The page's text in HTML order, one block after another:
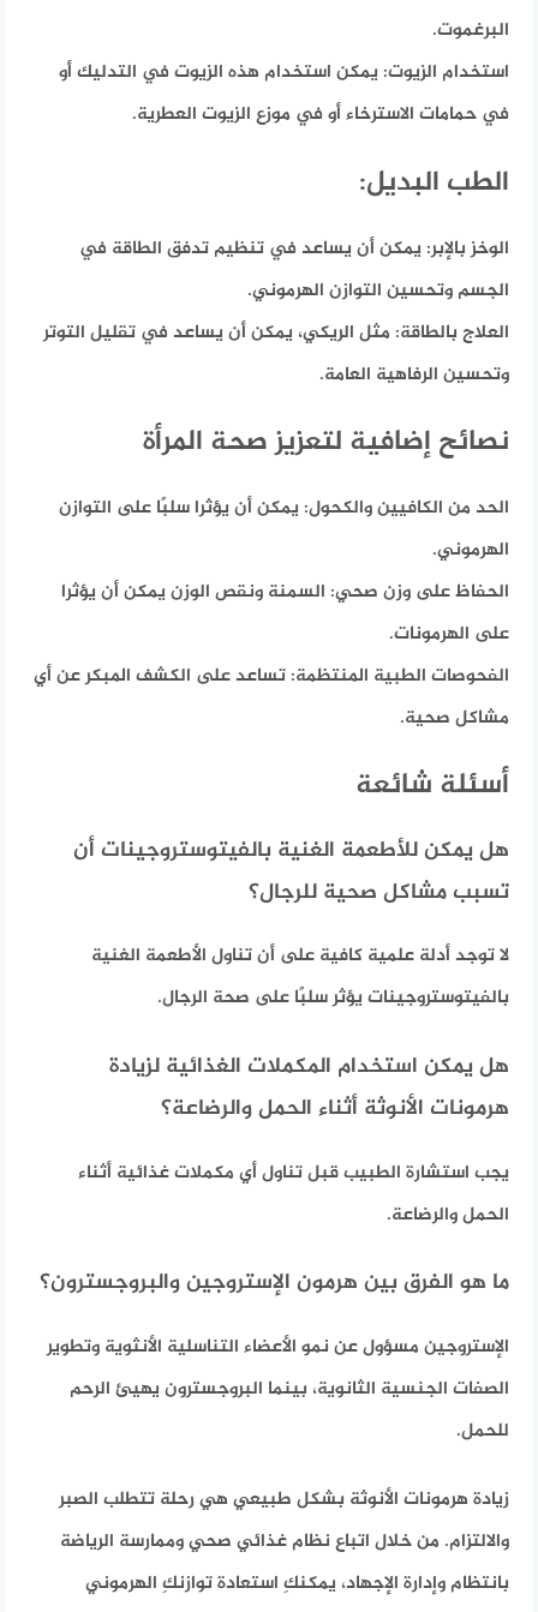
البرغموت.
استخدام الزيوت: يمكن استخدام هذه الزيوت في التدليك أو
في حمامات الاسترخاء أو في موزع الزيوت العطرية.
الطب البديل:
الوخز بالإبر: يمكن أن يساعد في تنظيم تدفق الطاقة في
الجسم وتحسين التوازن الهرموني.
العلاج بالطاقة: مثل الريكي، يمكن أن يساعد في تقليل التوتر
وتحسين الرفاهية العامة.
نصائح إضافية لتعزيز صحة المرأة
الحد من الكافيين والكحول: يمكن أن يؤثرا سلبًا على التوازن
الهرموني.
الحفاظ على وزن صحي: السمنة ونقص الوزن يمكن أن يؤثرا
على الهرمونات.
الفحوصات الطبية المنتظمة: تساعد على الكشف المبكر عن أي
مشاكل صحية.
أسئلة شائعة
هل يمكن للأطعمة الغنية بالفيتوستروجينات أن
تسبب مشاكل صحية للرجال؟
لا توجد أدلة علمية كافية على أن تناول الأطعمة الغنية
بالفيتوستروجينات يؤثر سلبًا على صحة الرجال.
هل يمكن استخدام المكملات الغذائية لزيادة
هرمونات الأنوثة أثناء الحمل والرضاعة؟
يجب استشارة الطبيب قبل تناول أي مكملات غذائية أثناء
الحمل والرضاعة.
ما هو الفرق بين هرمون الإستروجين والبروجسترون؟
الإستروجين مسؤول عن نمو الأعضاء التناسلية الأنثوية وتطوير
الصفات الجنسية الثانوية، بينما البروجسترون يهيئ الرحم
للحمل.
زيادة هرمونات الأنوثة بشكل طبيعي هي رحلة تتطلب الصبر
والالتزام. من خلال اتباع نظام غذائي صحي وممارسة الرياضة
بانتظام وإدارة الإجهاد، يمكنكِ استعادة توازنكِ الهرموني